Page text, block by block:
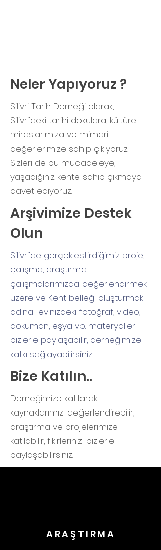
Neler Yapıyoruz ?
Silivri Tarih Derneği olarak,
Silivri'deki tarihi dokulara, kültürel
miraslarımıza ve mimari
değerlerimize sahip çıkıyoruz.
Sizleri de bu mücadeleye,
yaşadığınız kente sahip çıkmaya
davet ediyoruz.
Arşivimize Destek
Olun
Silivri'de gerçekleştirdiğimiz proje,
çalışma, araştırma
çalışmalarımızda değerlendirmek
üzere ve Kent belleği oluşturmak
adına evinizdeki fotoğraf, video,
döküman, eşya vb. materyalleri
bizlerle paylaşabilir, derneğimize
katkı sağlayabilirsiniz.
Bize Katılın..
Derneğimize katılarak
kaynaklarımızı değerlendirebilir,
araştırma ve projelerimize
katılabilir, fikirlerinizi bizlerle
paylaşabilirsiniz..
ARAŞTIRMA